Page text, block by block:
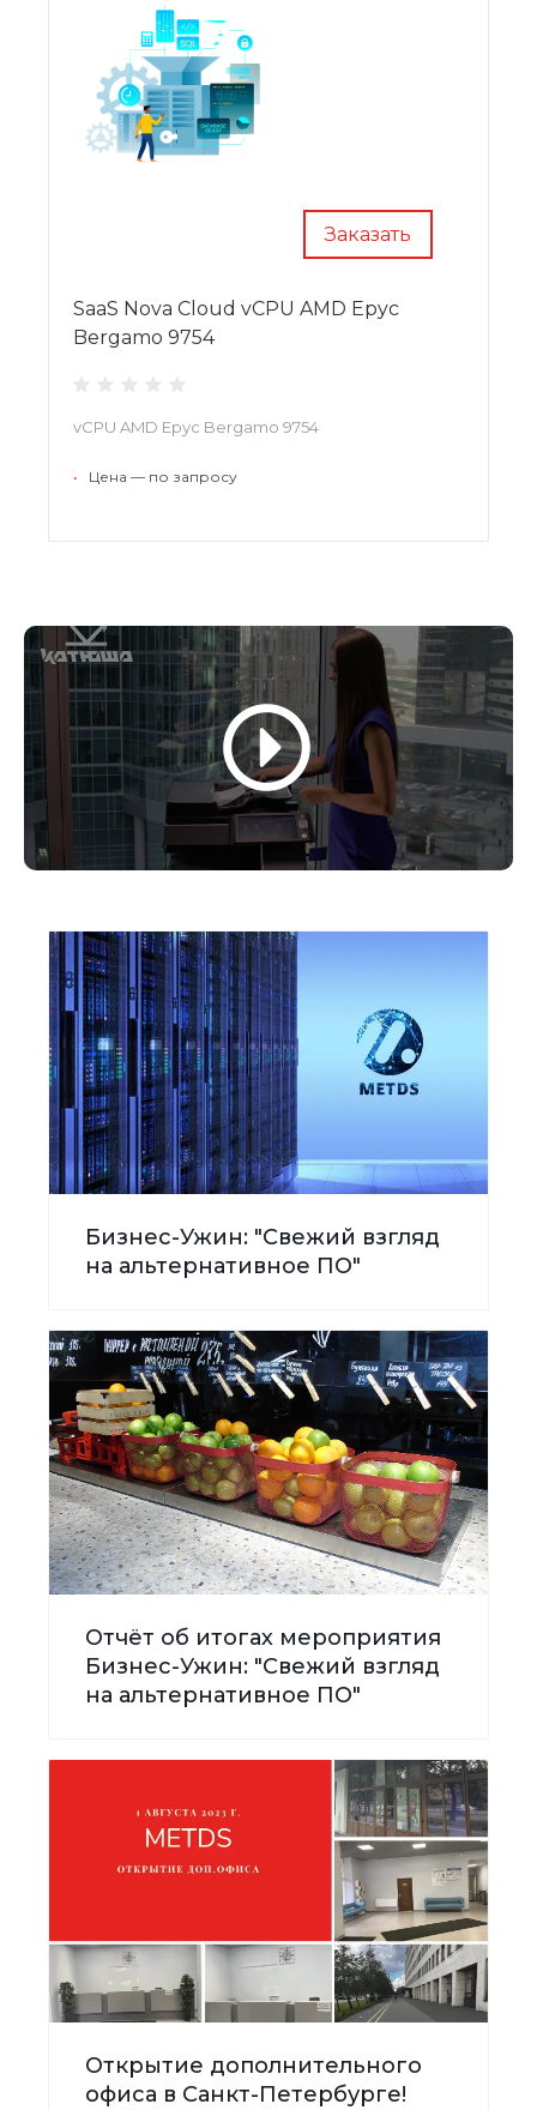
Заказать
SaaS Nova Cloud vCPU AMD Epyc
Bergamo 9754
vCPU AMD Epyc Bergamo 9754
• Цена — по запросу
Бизнес-Ужин: "Свежий взгляд
на альтернативное ПО"
Отчёт об итогах мероприятия
Бизнес-Ужин: "Свежий взгляд
на альтернативное ПО"
Открытие дополнительного
офиса в Санкт-Петербурге!